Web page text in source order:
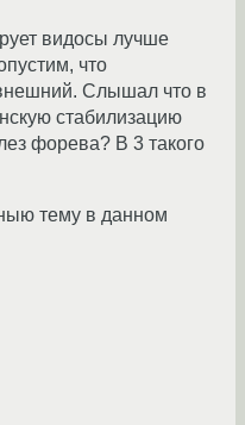
видосы лучше
что
Слышал что в
стабилизацию
форева? В 3 такого
тему в данном